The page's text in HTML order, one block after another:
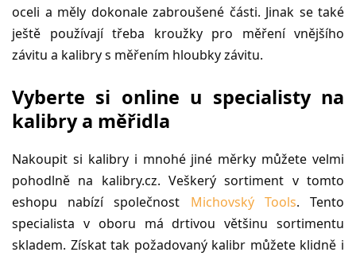
oceli a měly dokonale zabroušené části. Jinak se také
ještě používají třeba kroužky pro měření vnějšího
závitu a kalibry s měřením hloubky závitu.
Vyberte si online u specialisty na
kalibry a měřidla
Nakoupit si kalibry i mnohé jiné měrky můžete velmi
pohodlně na kalibry.cz. Veškerý sortiment v tomto
eshopu nabízí společnost Michovský Tools. Tento
specialista v oboru má drtivou většinu sortimentu
skladem. Získat tak požadovaný kalibr můžete klidně i